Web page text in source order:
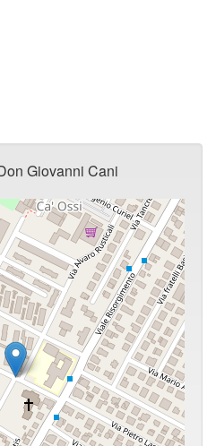
Giovanni Cani